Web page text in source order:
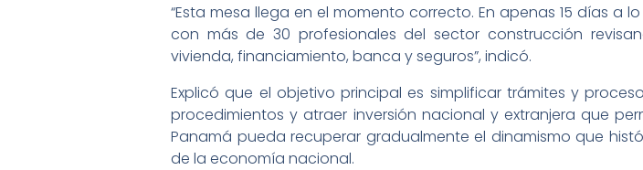
“Esta mesa llega en el momento correcto. En apenas 15 días
con más de 30 profesionales del sector construcción
vivienda, financiamiento, banca y seguros”, indicó.
Explicó que el objetivo principal es simplificar trámites y
procedimientos y atraer inversión nacional y extranjera que
Panamá pueda recuperar gradualmente el dinamismo que
de la economía nacional.